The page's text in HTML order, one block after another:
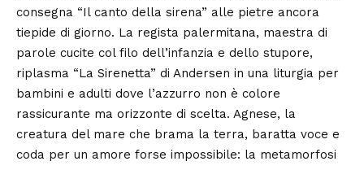
consegna “Il canto della sirena” alle pietre ancora
tiepide di giorno. La regista palermitana, maestra di
parole cucite col filo dell’infanzia e dello stupore,
riplasma “La Sirenetta” di Andersen in una liturgia per
bambini e adulti dove l’azzurro non è colore
rassicurante ma orizzonte di scelta. Agnese, la
creatura del mare che brama la terra, baratta voce e
coda per un amore forse impossibile: la metamorfosi